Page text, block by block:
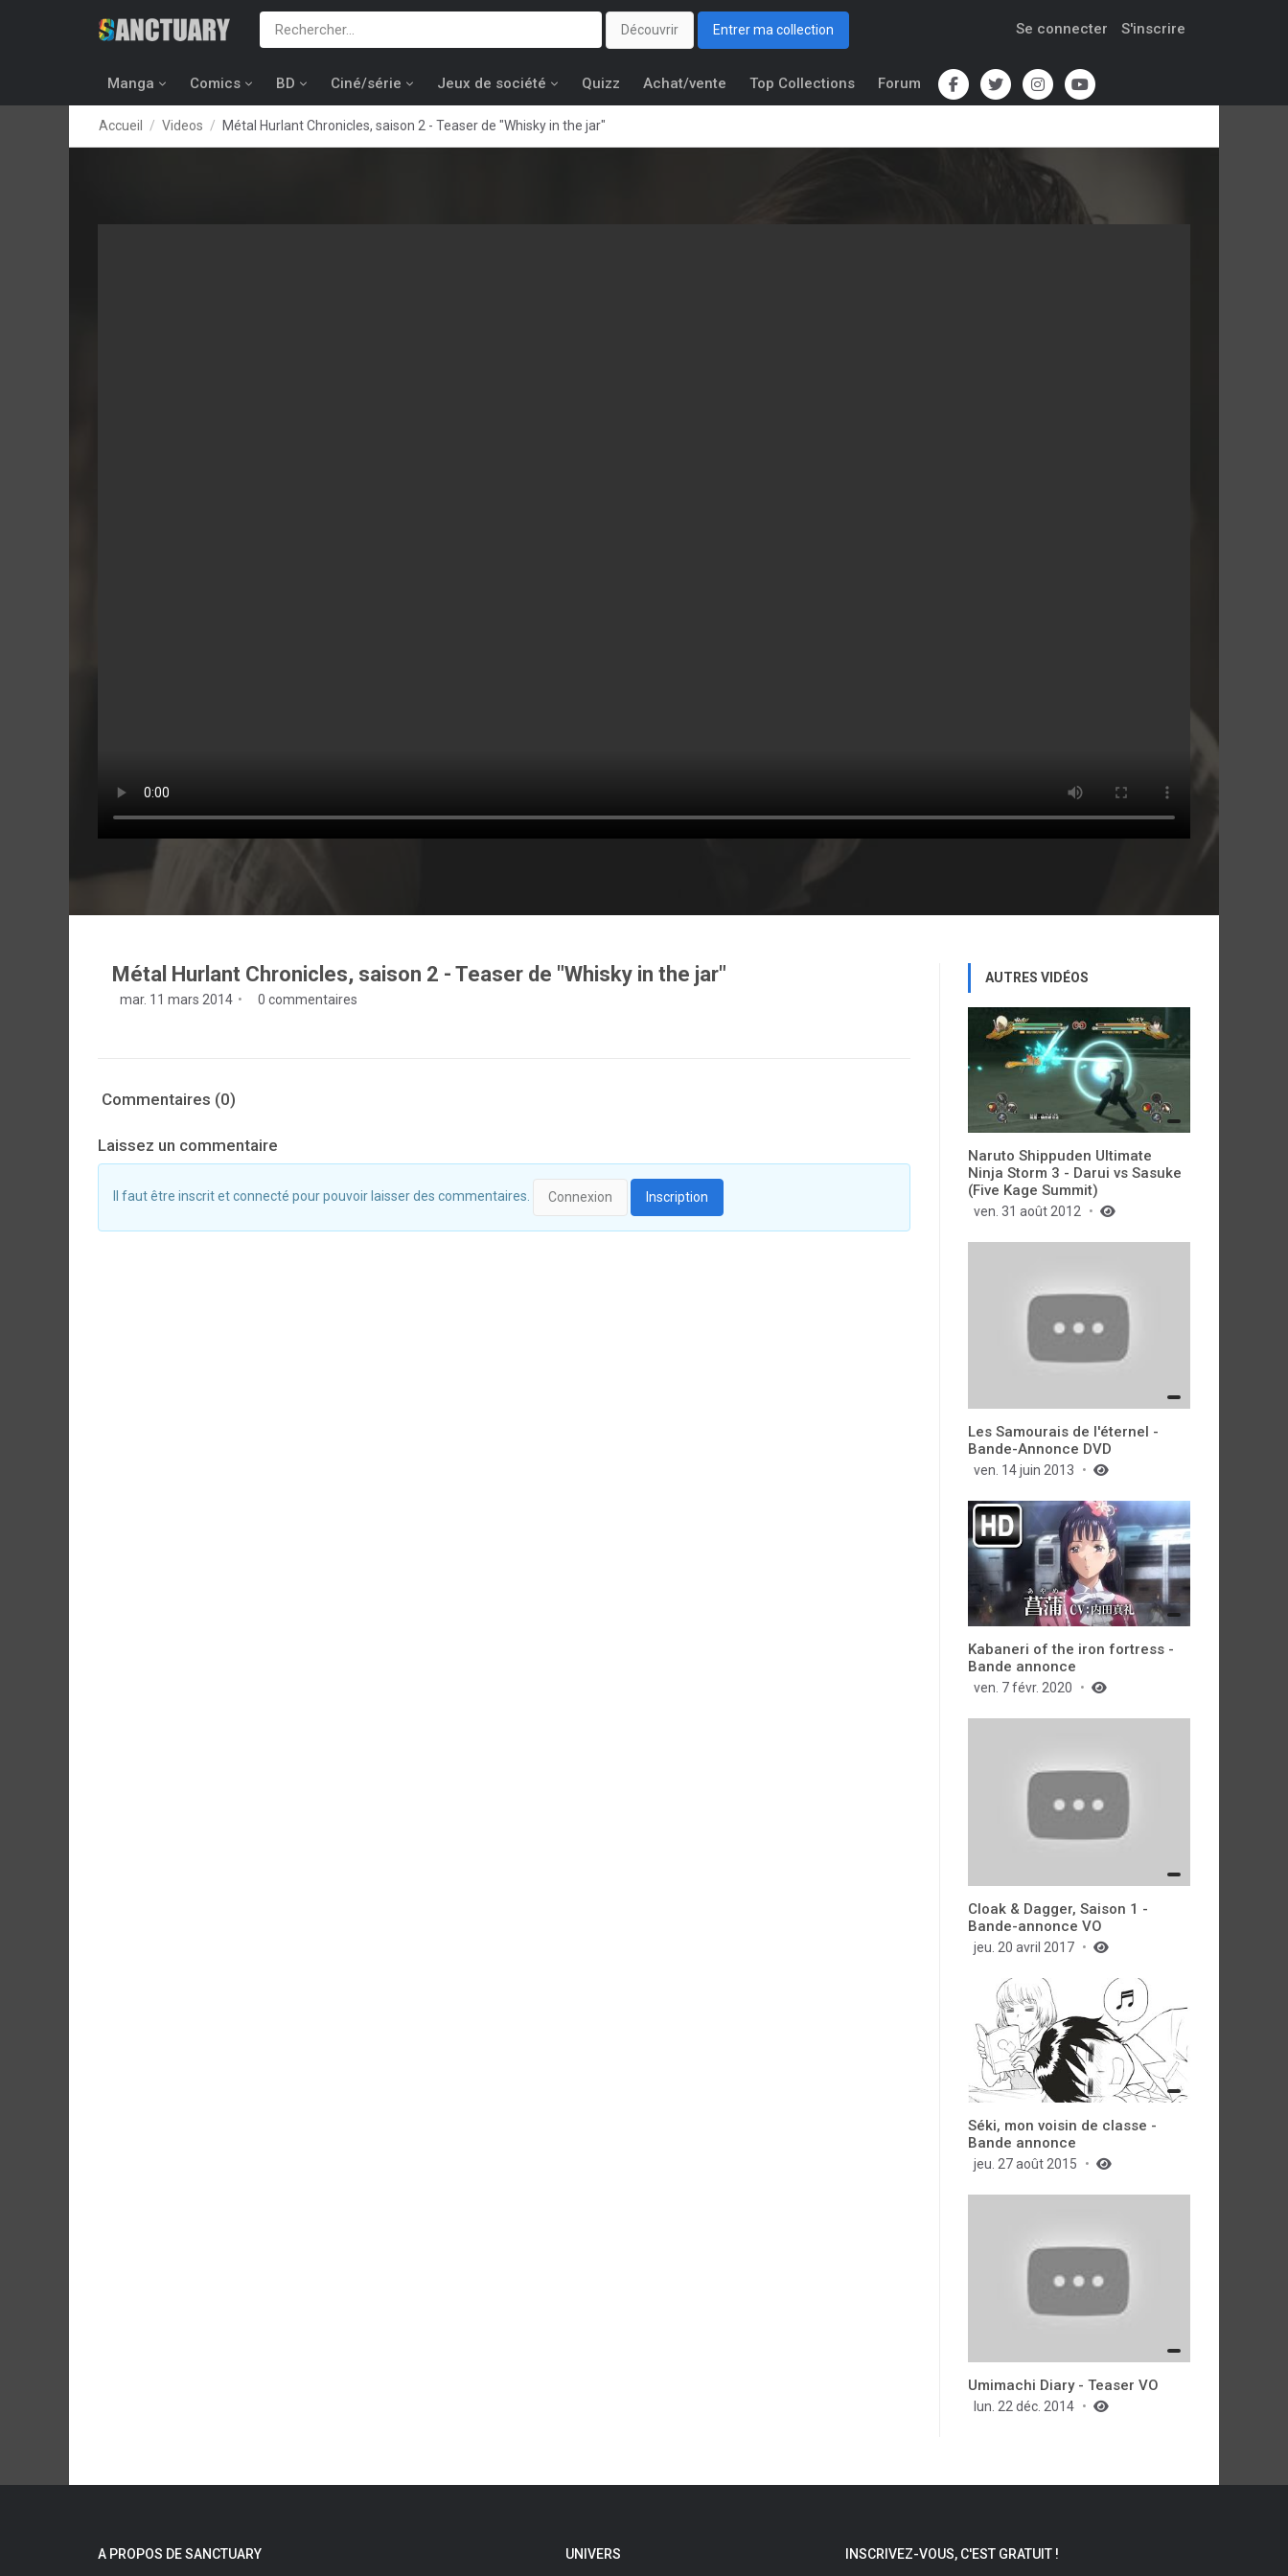
Découvrir Entrer ma collection Se connecter S'inscrire
Manga Comics BD Ciné/série Jeux de société Quizz Achat/vente Top Collections Forum
Accueil Videos Métal Hurlant Chronicles, saison 2 - Teaser de "Whisky in the jar"
Métal Hurlant Chronicles, saison 2 - Teaser de "Whisky in the jar"
mar. 11 mars 2014 0 commentaires
Commentaires (0)
Laissez un commentaire
Il faut être inscrit et connecté pour pouvoir laisser des commentaires. Connexion Inscription
AUTRES VIDÉOS
Naruto Shippuden Ultimate
Ninja Storm 3 - Darui vs Sasuke
(Five Kage Summit)
ven. 31 août 2012
Les Samourais de l'éternel -
Bande-Annonce DVD
ven. 14 juin 2013
Kabaneri of the iron fortress -
Bande annonce
ven. 7 févr. 2020
Cloak & Dagger, Saison 1 -
Bande-annonce VO
jeu. 20 avril 2017
Séki, mon voisin de classe -
Bande annonce
jeu. 27 août 2015
Umimachi Diary - Teaser VO
lun. 22 déc. 2014
A PROPOS DE SANCTUARY UNIVERS INSCRIVEZ-VOUS, C'EST GRATUIT !